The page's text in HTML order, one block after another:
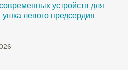
устройств для
ушка левого предсердия